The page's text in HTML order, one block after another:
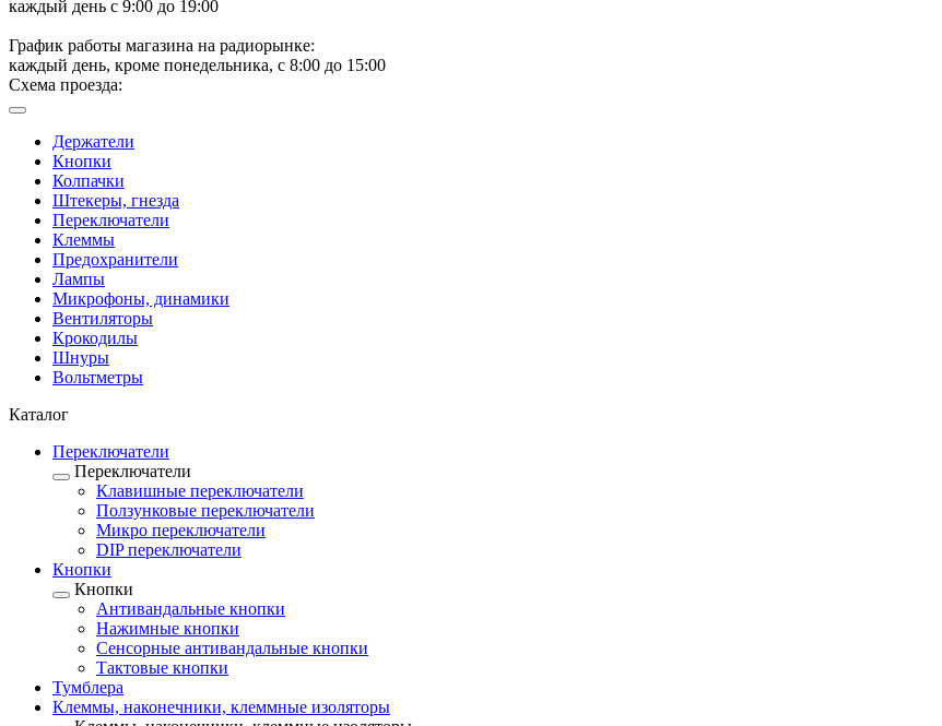
каждый день с 9:00 до 19:00
График работы магазина на радиорынке:
каждый день, кроме понедельника, с 8:00 до 15:00
Схема проезда:
Держатели
Кнопки
Колпачки
Штекеры, гнезда
Переключатели
Клеммы
Предохранители
Лампы
Микрофоны, динамики
Вентиляторы
Крокодилы
Шнуры
Вольтметры
Каталог
Переключатели
Переключатели
Клавишные переключатели
Ползунковые переключатели
Микро переключатели
DIP переключатели
Кнопки
Кнопки
Антивандальные кнопки
Нажимные кнопки
Сенсорные антивандальные кнопки
Тактовые кнопки
Тумблера
Клеммы, наконечники, клеммные изоляторы